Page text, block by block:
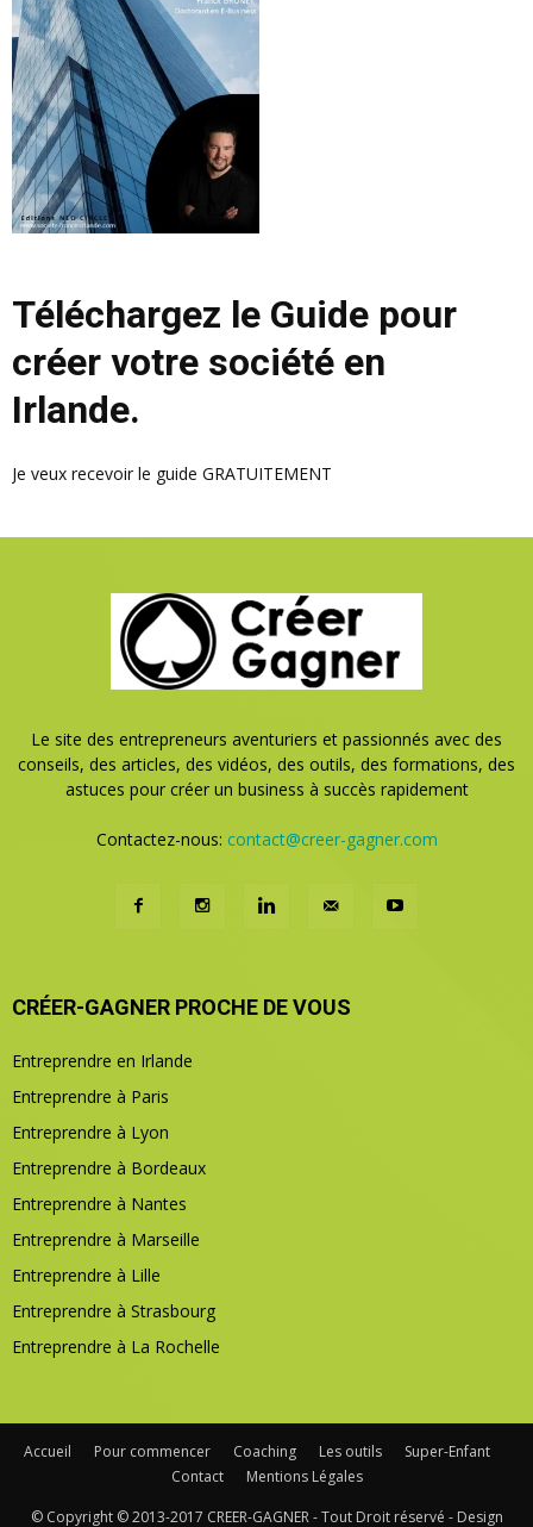
Téléchargez le Guide pour
créer votre société en
Irlande.
Je veux recevoir le guide GRATUITEMENT
Le site des entrepreneurs aventuriers et passionnés avec des
conseils, des articles, des vidéos, des outils, des formations, des
astuces pour créer un business à succès rapidement
Contactez-nous: contact@creer-gagner.com
CRÉER-GAGNER PROCHE DE VOUS
Entreprendre en Irlande
Entreprendre à Paris
Entreprendre à Lyon
Entreprendre à Bordeaux
Entreprendre à Nantes
Entreprendre à Marseille
Entreprendre à Lille
Entreprendre à Strasbourg
Entreprendre à La Rochelle
Accueil Pour commencer Coaching Les outils
Super-Enfant
Contact
Mentions Légales
© Copyright © 2013-2017 CREER-GAGNER - Tout Droit réservé - Design